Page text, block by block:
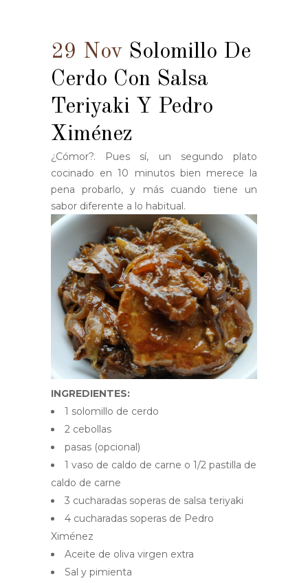
29 Nov Solomillo De
Cerdo Con Salsa
Teriyaki Y Pedro
Ximénez
¿Cómor?. Pues sí, un segundo plato
cocinado en 10 minutos bien merece la
pena probarlo, y más cuando tiene un
sabor diferente a lo habitual.
INGREDIENTES:
1 solomillo de cerdo
2 cebollas
pasas (opcional)
1 vaso de caldo de carne o 1/2 pastilla de
caldo de carne
3 cucharadas soperas de salsa teriyaki
4 cucharadas soperas de Pedro
Ximénez
Aceite de oliva virgen extra
Sal y pimienta